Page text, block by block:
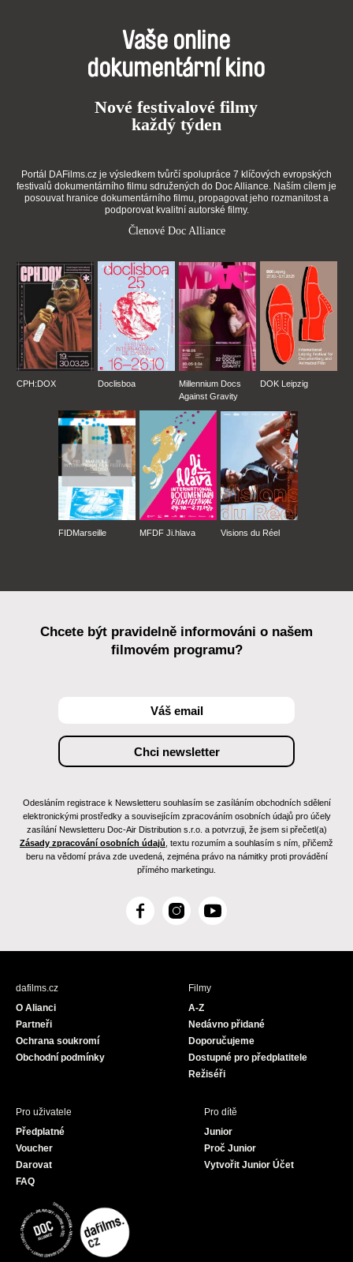
Vaše online
dokumentární kino
Nové festivalové filmy
každý týden
Portál DAFilms.cz je výsledkem tvůrčí spolupráce 7 klíčových evropských
festivalů dokumentárního filmu sdružených do Doc Alliance. Naším cílem je
posouvat hranice dokumentárního filmu, propagovat jeho rozmanitost a
podporovat kvalitní autorské filmy.
Členové Doc Alliance
CPH:DOX Doclisboa
Millennium Docs
Against Gravity
DOK Leipzig
FIDMarseille MFDF Ji.hlava Visions du Réel
Chcete být pravidelně informováni o našem
filmovém programu?
Odesláním registrace k Newsletteru souhlasím se zasíláním obchodních sdělení
elektronickými prostředky a souvisejícím zpracováním osobních údajů pro účely
zasílání Newsletteru Doc-Air Distribution s.r.o. a potvrzuji, že jsem si přečetl(a)
Zásady zpracování osobních údajů , textu rozumím a souhlasím s ním, přičemž
beru na vědomí práva zde uvedená, zejména právo na námitky proti provádění
přímého marketingu.
F
c
I
s
Y
u
dafilms.cz
O Alianci
Partneři
Ochrana soukromí
Obchodní podmínky
Filmy
A-Z
Nedávno přidané
Doporučujeme
Dostupné pro předplatitele
Režiséři
Pro uživatele
Předplatné
Voucher
Darovat
FAQ
Pro dítě
Junior
Proč Junior
Vytvořit Junior Účet